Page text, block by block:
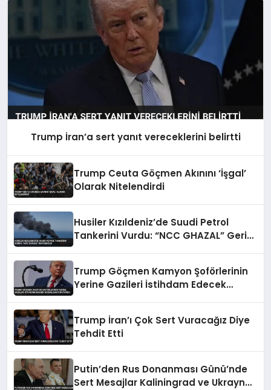
Trump İran’a sert yanıt vereceklerini belirtti
Trump Ceuta Göçmen Akınını ‘İşgal’
Olarak Nitelendirdi
Husiler Kızıldeniz’de Suudi Petrol
Tankerini Vurdu: “NCC GHAZAL” Geri
Trump Göçmen Kamyon Şoförlerinin
Yerine Gazileri İstihdam Edecek
Trump İran’ı Çok Sert Vuracağız Diye
Tehdit Etti
Putin’den Rus Donanması Günü’nde
Sert Mesajlar Kaliningrad ve Ukrayna